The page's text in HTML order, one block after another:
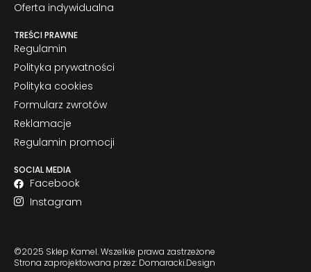
Oferta indywidualna
TREŚCI PRAWNE
Regulamin
Polityka prywatności
Polityka cookies
Formularz zwrotów
Reklamacje
Regulamin promocji
SOCIAL MEDIA
Facebook
Instagram
©2025 Sklep Kamel. Wszelkie prawa zastrzeżone
Strona zaprojektowana przez: Domaracki.Design